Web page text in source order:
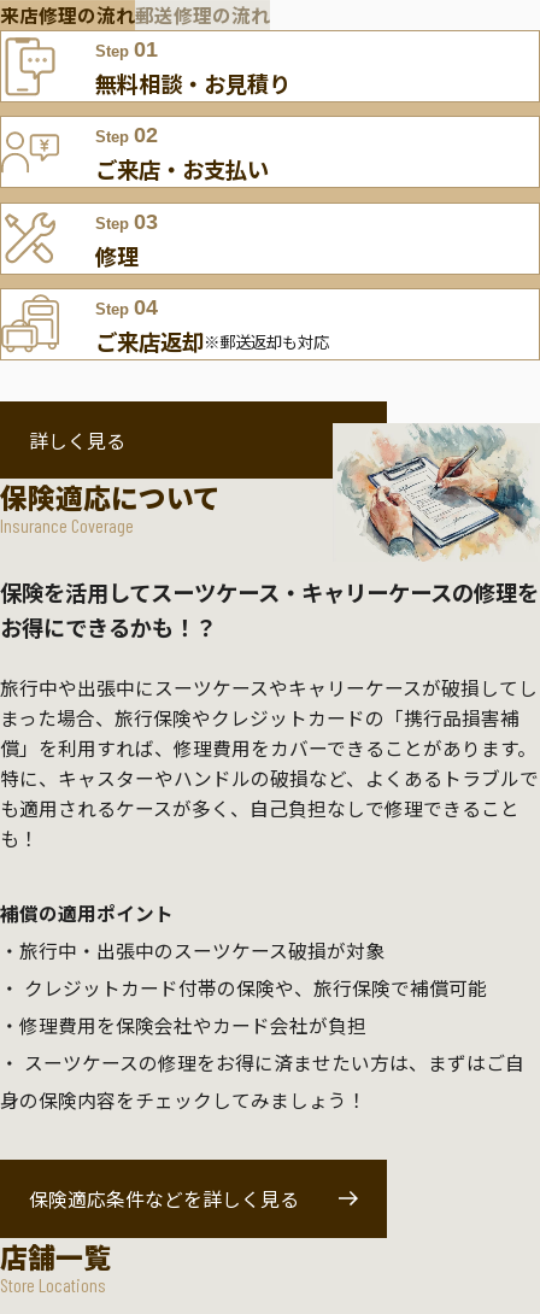
来店修理の流れ郵送修理の流れ
Step 01
無料相談・お見積り
Step 02
ご来店・お支払い
Step 03
修理
Step 04
ご来店返却※郵送返却も対応
詳しく見る
保険適応について
Insurance Coverage
保険を活用してスーツケース・キャリーケースの修理を
お得にできるかも！？
旅行中や出張中にスーツケースやキャリーケースが破損してし
まった場合、旅行保険やクレジットカードの「携行品損害補
償」を利用すれば、修理費用をカバーできることがあります。
特に、キャスターやハンドルの破損など、よくあるトラブルで
も適用されるケースが多く、自己負担なしで修理できること
も！
補償の適用ポイント
旅行中・出張中のスーツケース破損が対象
クレジットカード付帯の保険や、旅行保険で補償可能
修理費用を保険会社やカード会社が負担
スーツケースの修理をお得に済ませたい方は、まずはご自
身の保険内容をチェックしてみましょう！
保険適応条件などを詳しく見る
店舗一覧
Store Locations